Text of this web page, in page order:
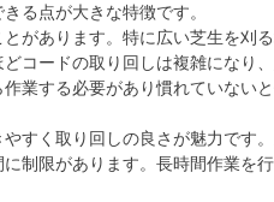
る点が大きな特徴です。
があります。特に広い芝生を刈
コードの取り回しは複雑になり
業する必要があり慣れていない
すく取り回しの良さが魅力です
制限があります。長時間作業を